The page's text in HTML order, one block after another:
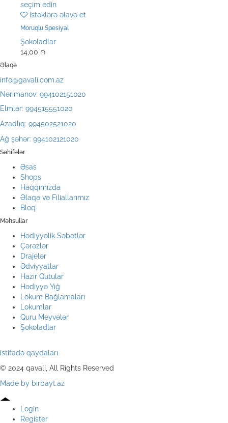
seçim edin
İstəklərə əlavə et
Moruqlu Spesiyal
Şokoladlar
14,00 ₼
Əlaqə
info@gavali.com.az
Nərimanov: 994102151020
Elmlər: 994515551020
Azadlıq: 994502521020
Ağ şəhər: 994102121020
Səhifələr
Əsas
Shops
Haqqımızda
Əlaqə və Filiallarımız
Bloq
Məhsullar
Hədiyyəlik Səbətlər
Çərəzlər
Drajelər
Ədviyyatlar
Hazır Qutular
Hədiyyə Yığ
Lokum Bağlamaları
Lokumlar
Quru Meyvələr
Şokoladlar
istifadə qaydaları
© 2024 qavali, All Rights Reserved
Made by birbayt.az
Login
Register